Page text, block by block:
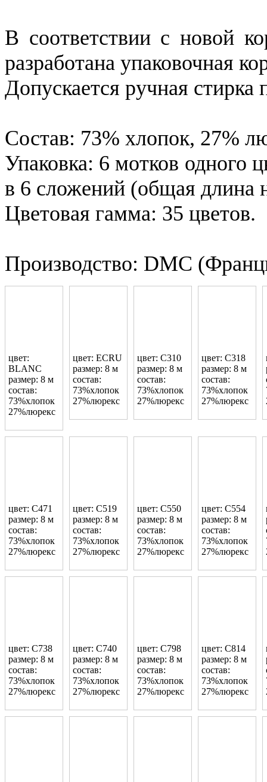
В соответствии с новой
разработана упаковочная
Допускается ручная стирка
Состав: 73% хлопок, 27%
Упаковка: 6 мотков одного
в 6 сложений (общая длина
Цветовая гамма: 35 цветов.
Производство: DMC
цвет:
BLANC
размер: 8 м
состав:
73%хлопок
27%люрекс
цвет: ECRU
размер: 8 м
состав:
73%хлопок
27%люрекс
цвет: C310
размер: 8 м
состав:
73%хлопок
27%люрекс
цвет: C318
размер: 8 м
состав:
73%хлопок
27%люрекс
цвет: C471
размер: 8 м
состав:
73%хлопок
27%люрекс
цвет: C519
размер: 8 м
состав:
73%хлопок
27%люрекс
цвет: C550
размер: 8 м
состав:
73%хлопок
27%люрекс
цвет: C554
размер: 8 м
состав:
73%хлопок
27%люрекс
цвет: C738
размер: 8 м
состав:
73%хлопок
27%люрекс
цвет: C740
размер: 8 м
состав:
73%хлопок
27%люрекс
цвет: C798
размер: 8 м
состав:
73%хлопок
27%люрекс
цвет: C814
размер: 8 м
состав:
73%хлопок
27%люрекс